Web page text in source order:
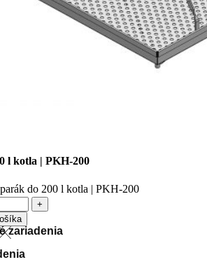
l kotla | PKH-200
do 200 l kotla | PKH-200
zariadenia